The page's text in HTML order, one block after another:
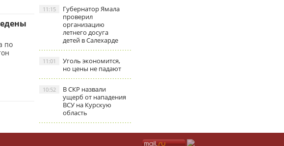
по
Губернатор Ямала
проверил
организацию
летнего досуга
детей в Салехарде
11:15
Уголь экономится,
но цены не падают
11:01
В СКР назвали
ущерб от нападения
ВСУ на Курскую
область
10:52